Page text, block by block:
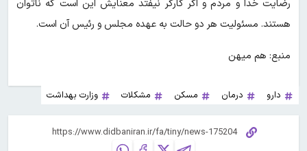
رضایت خدا و مردم و اگر کارگر نیفتد معنایش این است که ناتوان
هستند. مسئولیت هر دو حالت به عهده مجلس و رئیس آن است.
منبع: هم میهن
دارو درمان مسکن مشکلات وزارت بهداشت